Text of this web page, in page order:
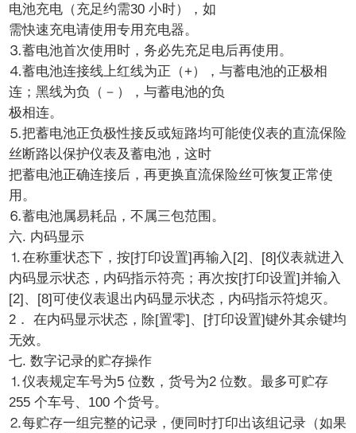
电池充电（充足约需30 小时），如
需快速充电请使用专用充电器。
⒊蓄电池首次使用时，务必先充足电后再使用。
⒋蓄电池连接线上红线为正（+），与蓄电池的正极相
连；黑线为负（－），与蓄电池的负
极相连。
⒌把蓄电池正负极性接反或短路均可能使仪表的直流保险
丝断路以保护仪表及蓄电池，这时
把蓄电池正确连接后，再更换直流保险丝可恢复正常使
用。
⒍蓄电池属易耗品，不属三包范围。
六. 内码显示
⒈在称重状态下，按[打印设置]再输入[2]、[8]仪表就进入
内码显示状态，内码指示符亮；再次按[打印设置]并输入
[2]、[8]可使仪表退出内码显示状态，内码指示符熄灭。
2． 在内码显示状态，除[置零]、[打印设置]键外其余键均
无效。
七. 数字记录的贮存操作
⒈仪表规定车号为5 位数，货号为2 位数。最多可贮存
255 个车号、100 个货号。
⒉每贮存一组完整的记录，便同时打印出该组记录（如果